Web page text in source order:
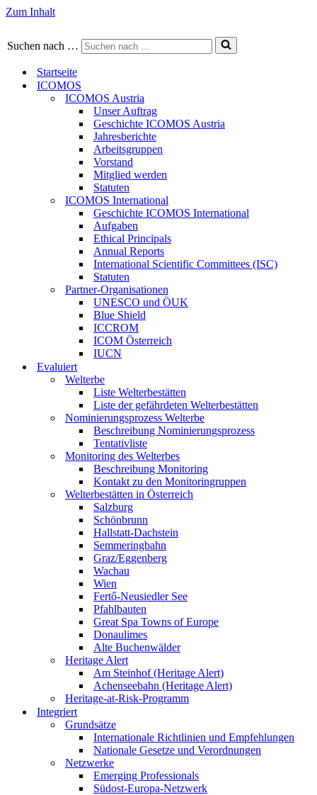
Zum Inhalt
Suchen nach …
Startseite
ICOMOS
ICOMOS Austria
Unser Auftrag
Geschichte ICOMOS Austria
Jahresberichte
Arbeitsgruppen
Vorstand
Mitglied werden
Statuten
ICOMOS International
Geschichte ICOMOS International
Aufgaben
Ethical Principals
Annual Reports
International Scientific Committees (ISC)
Statuten
Partner-Organisationen
UNESCO und ÖUK
Blue Shield
ICCROM
ICOM Österreich
IUCN
Evaluiert
Welterbe
Liste Welterbestätten
Liste der gefährdeten Welterbestätten
Nominierungsprozess Welterbe
Beschreibung Nominierungsprozess
Tentativliste
Monitoring des Welterbes
Beschreibung Monitoring
Kontakt zu den Monitoringruppen
Welterbestätten in Österreich
Salzburg
Schönbrunn
Hallstatt-Dachstein
Semmeringbahn
Graz/Eggenberg
Wachau
Wien
Fertő-Neusiedler See
Pfahlbauten
Great Spa Towns of Europe
Donaulimes
Alte Buchenwälder
Heritage Alert
Am Steinhof (Heritage Alert)
Achenseebahn (Heritage Alert)
Heritage-at-Risk-Programm
Integriert
Grundsätze
Internationale Richtlinien und Empfehlungen
Nationale Gesetze und Verordnungen
Netzwerke
Emerging Professionals
Südost-Europa-Netzwerk